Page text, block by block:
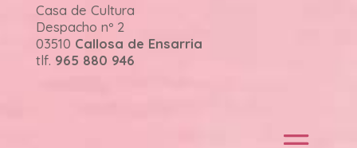
Casa de Cultura
Despacho nº 2
03510 Callosa de Ensarria
tlf. 965 880 946